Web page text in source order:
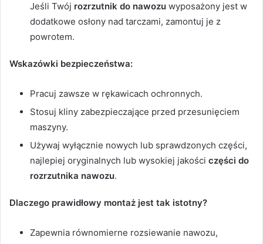
Jeśli Twój rozrzutnik do nawozu wyposażony jest w
dodatkowe osłony nad tarczami, zamontuj je z
powrotem.
Wskazówki bezpieczeństwa:
Pracuj zawsze w rękawicach ochronnych.
Stosuj kliny zabezpieczające przed przesunięciem
maszyny.
Używaj wyłącznie nowych lub sprawdzonych części,
najlepiej oryginalnych lub wysokiej jakości części do
rozrzutnika nawozu.
Dlaczego prawidłowy montaż jest tak istotny?
Zapewnia równomierne rozsiewanie nawozu,